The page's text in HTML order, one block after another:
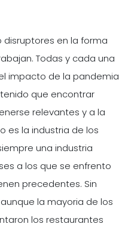
disruptores en la forma
Todas y cada una
impacto de la pandemia
que encontrar
relevantes y a la
es la industria de los
una industria
a los que se enfrento
precedentes. Sin
la mayoria de los
los restaurantes